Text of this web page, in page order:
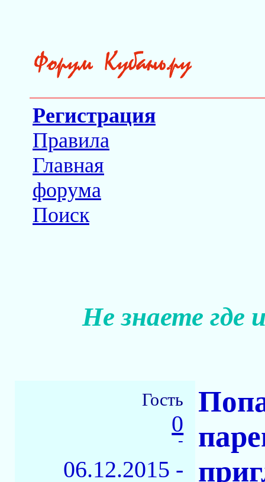
Регистрация
Правила
Главная
форума
Поиск
Не знаете
Гость
0
-
06.12.2015 -